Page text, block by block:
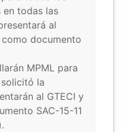
en todas las
al
como documento
MPML para
la
al GTECI y
SAC-15-11